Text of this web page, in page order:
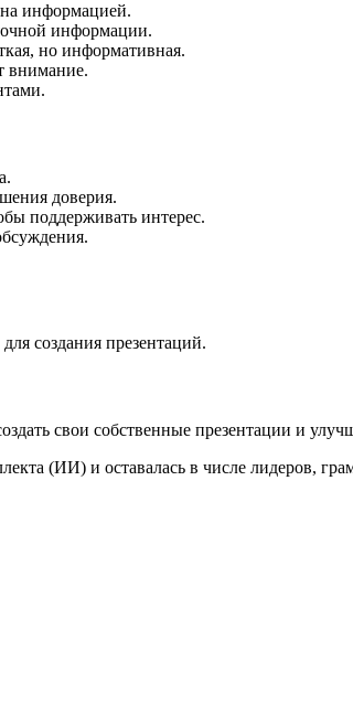
информацией.
информации.
но информативная.
внимание.
доверия.
поддерживать интерес.
создания презентаций.
свои собственные презентации и
(ИИ) и оставалась в числе лидеров,